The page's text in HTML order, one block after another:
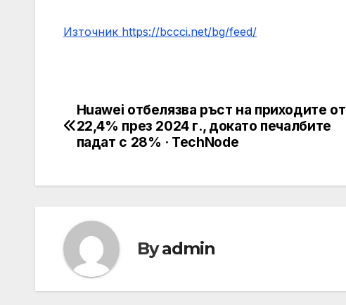
Източник https://bccci.net/bg/feed/
Post
navigation
Huawei отбелязва ръст на приходите от
22,4% през 2024 г., докато печалбите
падат с 28% · TechNode
Byadmin